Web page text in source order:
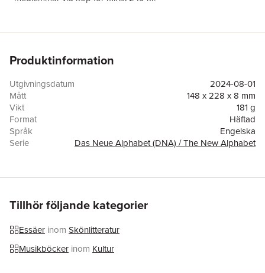
Produktinformation
Utgivningsdatum
2024-08-01
Mått
148 x 228 x 8 mm
Vikt
181 g
Format
Häftad
Språk
Engelska
Serie
Das Neue Alphabet (DNA) / The New Alphabet
ISBN
9783959055970
Tillhör följande kategorier
Essäer inom Skönlitteratur
Musikböcker inom Kultur